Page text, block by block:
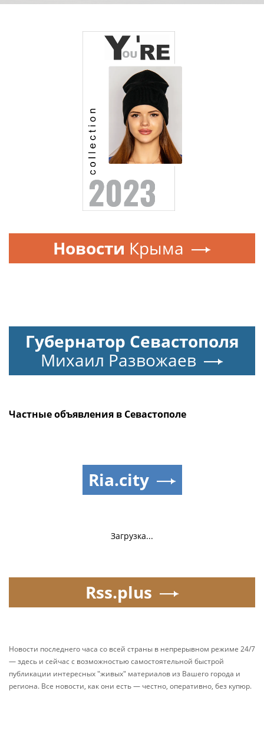
Новости Крыма
Губернатор Севастополя
Михаил Развожаев
Частные объявления в Севастополе
Загрузка...
Ria.city
Rss.plus
Новости последнего часа со всей страны в непрерывном режиме 24/7
— здесь и сейчас с возможностью самостоятельной быстрой
публикации интересных "живых" материалов из Вашего города и
региона. Все новости, как они есть — честно, оперативно, без купюр.